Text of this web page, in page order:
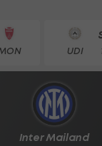
UDI
Inter Mailand